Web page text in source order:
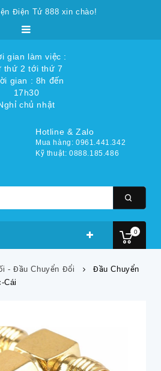
Điện Tử 888 xin chào!
gian làm việc :
thứ 2 tới thứ 7
gian : 8h đến
17h30
chủ nhật
0
Hotline & Zalo
Mua hàng: 0961.441.342
Kỹ thuật: 0888.185.486
- Đầu Chuyển Đổi
Đầu Chuyển
Cái